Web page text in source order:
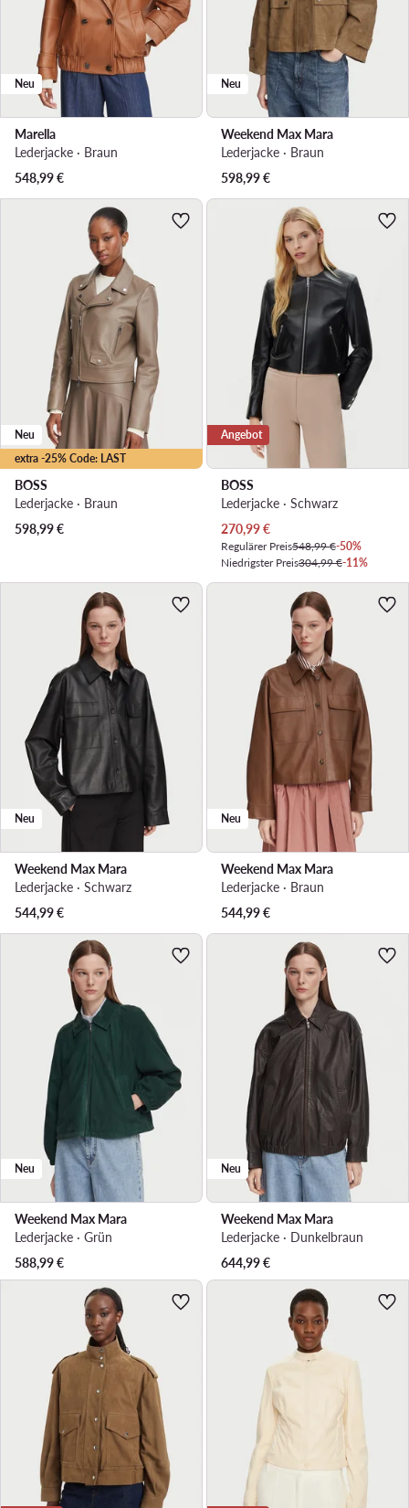
Neu
Marella
Lederjacke · Braun
548,99€
Neu
Weekend Max Mara
Lederjacke · Braun
598,99€
extra -25% Code: LAST
Neu
BOSS
Lederjacke · Braun
598,99€
Angebot
BOSS
Lederjacke · Schwarz
Aktueller Preis
270,99€
Regulärer Preis548,99 €-50%
Niedrigster Preis304,99 €-11%
Neu
Weekend Max Mara
Lederjacke · Schwarz
544,99€
Neu
Weekend Max Mara
Lederjacke · Braun
544,99€
Neu
Weekend Max Mara
Lederjacke · Grün
588,99€
Neu
Weekend Max Mara
Lederjacke · Dunkelbraun
644,99€